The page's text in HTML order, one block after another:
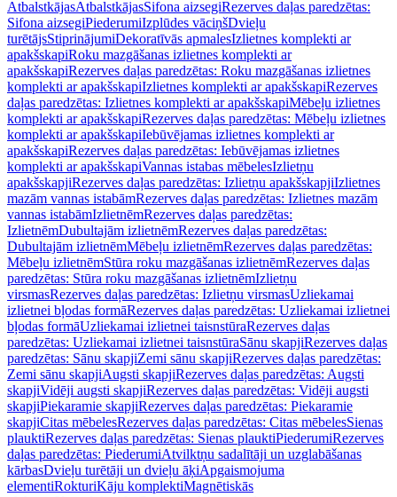
AtbalstkājasAtbalstkājasSifona aizsegiRezerves daļas paredzētas:
Sifona aizsegiPiederumiIzplūdes vāciņšDvieļu
turētājsStiprinājumiDekoratīvās apmalesIzlietnes komplekti ar
apakšskapiRoku mazgāšanas izlietnes komplekti ar
apakšskapiRezerves daļas paredzētas: Roku mazgāšanas izlietnes
komplekti ar apakšskapiIzlietnes komplekti ar apakšskapiRezerves
daļas paredzētas: Izlietnes komplekti ar apakšskapiMēbeļu izlietnes
komplekti ar apakšskapiRezerves daļas paredzētas: Mēbeļu izlietnes
komplekti ar apakšskapiIebūvējamas izlietnes komplekti ar
apakšskapiRezerves daļas paredzētas: Iebūvējamas izlietnes
komplekti ar apakšskapiVannas istabas mēbelesIzlietņu
apakšskapjiRezerves daļas paredzētas: Izlietņu apakšskapjiIzlietnes
mazām vannas istabāmRezerves daļas paredzētas: Izlietnes mazām
vannas istabāmIzlietnēmRezerves daļas paredzētas:
IzlietnēmDubultajām izlietnēmRezerves daļas paredzētas:
Dubultajām izlietnēmMēbeļu izlietnēmRezerves daļas paredzētas:
Mēbeļu izlietnēmStūra roku mazgāšanas izlietnēmRezerves daļas
paredzētas: Stūra roku mazgāšanas izlietnēmIzlietņu
virsmasRezerves daļas paredzētas: Izlietņu virsmasUzliekamai
izlietnei bļodas formāRezerves daļas paredzētas: Uzliekamai izlietnei
bļodas formāUzliekamai izlietnei taisnstūraRezerves daļas
paredzētas: Uzliekamai izlietnei taisnstūraSānu skapjiRezerves daļas
paredzētas: Sānu skapjiZemi sānu skapjiRezerves daļas paredzētas:
Zemi sānu skapjiAugsti skapjiRezerves daļas paredzētas: Augsti
skapjiVidēji augsti skapjiRezerves daļas paredzētas: Vidēji augsti
skapjiPiekaramie skapjiRezerves daļas paredzētas: Piekaramie
skapjiCitas mēbelesRezerves daļas paredzētas: Citas mēbelesSienas
plauktiRezerves daļas paredzētas: Sienas plauktiPiederumiRezerves
daļas paredzētas: PiederumiAtvilktņu sadalītāji un uzglabāšanas
kārbasDvieļu turētāji un dvieļu āķiApgaismojuma
elementiRokturiKāju komplektiMagnētiskās